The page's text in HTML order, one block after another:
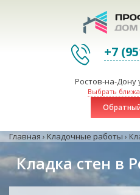
+7
Ростов-на-Дону
Выбрать
Главная › Кладочные работы ›
Кладка стен в